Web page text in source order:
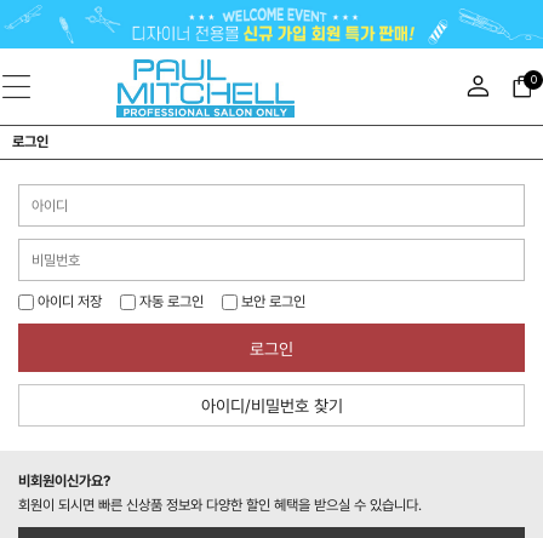
0
로그인
아이디 저장 자동 로그인 보안 로그인
로그인
아이디/비밀번호 찾기
비회원이신가요?
회원이 되시면 빠른 신상품 정보와 다양한 할인 혜택을 받으실 수 있습니다.